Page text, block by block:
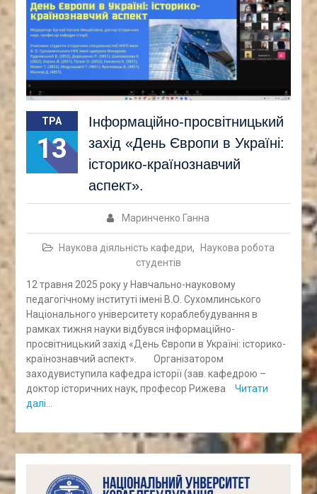
ТРА
13
Інформаційно-просвітницький
захід «День Європи в Україні:
історико-країнознавчий
аспект».
Маринченко Ганна
Наукова діяльність кафедри,
Наукова робота
студентів
12 травня 2025 року у Навчально-науковому
педагогічному інституті імені В.О. Сухомлинського
Національного університету кораблебудування в
рамках тижня науки відбувся інформаційно-
просвітницький захід «День Європи в Україні: історико-
країнознавчий аспект». Організатором
заходувиступила кафедра історії (зав. кафедрою –
доктор історичних наук, професор Рижева
Читати
далі…